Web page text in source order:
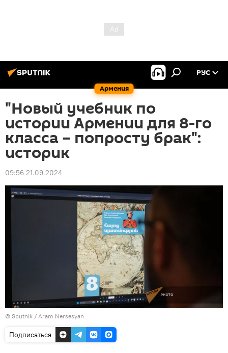
Армения
РУС
"Новый учебник по
истории Армении для 8-го
класса – попросту брак":
историк
09:56 21.09.2024
© Sputnik / Aram Nersesyan
Подписаться